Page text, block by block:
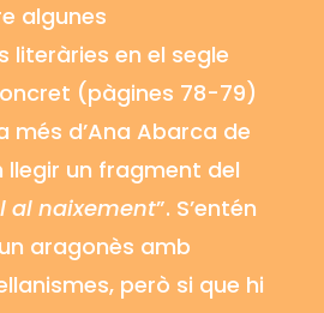
algunes
literàries en el segle
(pàgines 78-79)
més d’Ana Abarca de
llegir un fragment del
al naixement”. S’entén
aragonès amb
, però si que hi